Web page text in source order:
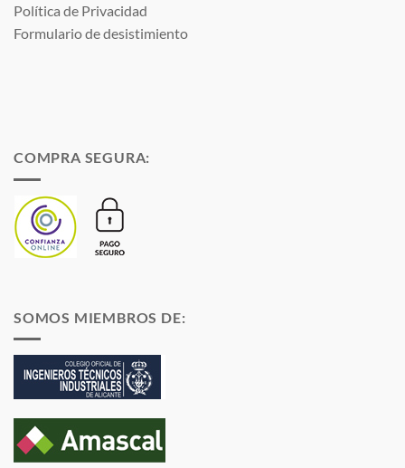
Política de Privacidad
Formulario de desistimiento
COMPRA SEGURA:
SOMOS MIEMBROS DE: